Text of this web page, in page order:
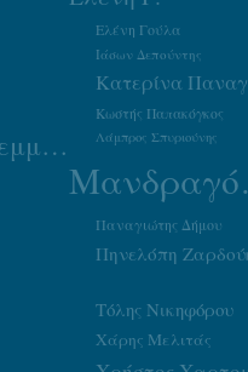
Ελένη Γούλα
Ιάσων Δεπούντης
Κωστής Παπακόγκος
Κώστας Κρεμμύδας Λάμπρος Σπυριούνης
Παναγιώτης Δήμου
Πηνελόπη
Τόλης Νικηφόρου
Χάρης Μελιτάς